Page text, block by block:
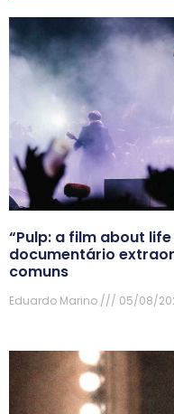
“Pulp: a film about
documentário
comuns
Eduardo Marino 05/08/